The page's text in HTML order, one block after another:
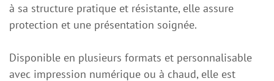
à sa structure pratique et résistante, elle assure
protection et une présentation soignée.
Disponible en plusieurs formats et personnalisable
avec impression numérique ou à chaud, elle est